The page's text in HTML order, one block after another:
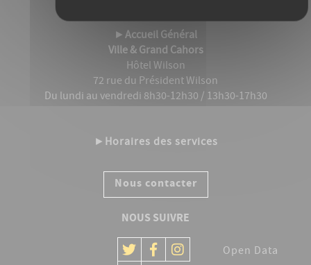
► Accueil Général
Ville & Grand Cahors
Hôtel Wilson
72 rue du Président Wilson
Du lundi au vendredi 8h30-12h30 / 13h30-17h30
► Horaires des services
Nous contacter
NOUS SUIVRE
Open Data